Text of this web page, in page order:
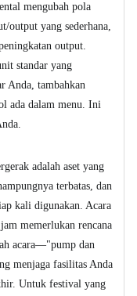
mengubah pola
output yang sederhana,
output.
standar yang
Anda, tambahkan
ada dalam menu. Ini
adalah aset yang
terbatas, dan
kali digunakan. Acara
memerlukan rencana
acara—"pump dan
menjaga fasilitas Anda
Untuk festival yang